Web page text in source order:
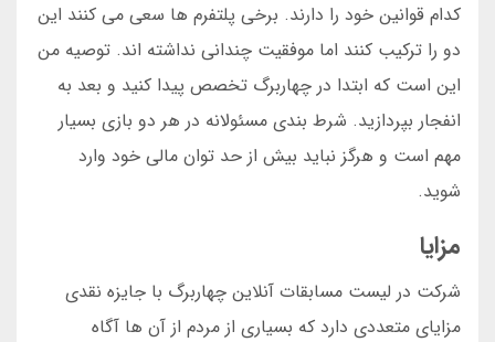
کدام قوانین خود را دارند. برخی پلتفرم ها سعی می کنند این
دو را ترکیب کنند اما موفقیت چندانی نداشته اند. توصیه من
این است که ابتدا در چهاربرگ تخصص پیدا کنید و بعد به
انفجار بپردازید. شرط بندی مسئولانه در هر دو بازی بسیار
مهم است و هرگز نباید بیش از حد توان مالی خود وارد
شوید.
مزایا
شرکت در لیست مسابقات آنلاین چهاربرگ با جایزه نقدی
مزایای متعددی دارد که بسیاری از مردم از آن ها آگاه